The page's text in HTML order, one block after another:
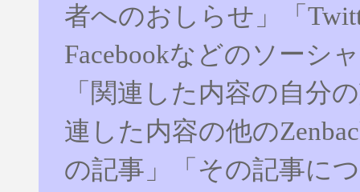
者へのおしらせ」「
Facebookなどのソーシ
「関連した内容の自分
連した内容の他の
の記事」「その記事に